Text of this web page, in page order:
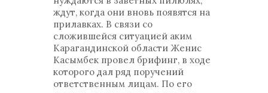
ждут, когда они вновь появятся на
прилавках. В связи со
сложившейся ситуацией аким
Карагандинской области Женис
Касымбек провел брифинг, в ходе
которого дал ряд поручений
ответственным лицам. По его